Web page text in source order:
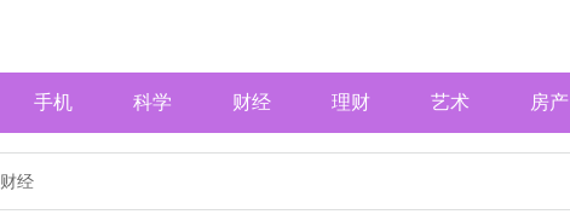
手机 科学 财经 理财 艺术 房产
财经